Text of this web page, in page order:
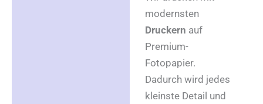
modernsten
Druckern auf
Premium-
Fotopapier.
Dadurch wird jedes
kleinste Detail und